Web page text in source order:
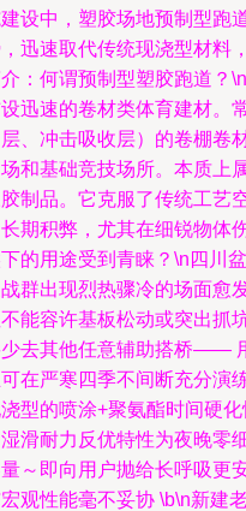
设中，塑胶场地预制型跑
迅速取代传统现浇型材料
：何谓预制型塑胶跑道？
迅速的卷材类体育建材。
、冲击吸收层）的卷棚卷
和基础竞技场所。本质上
制品。它克服了传统工艺
期积弊，尤其在细锐物体
的用途受到青睐？\n四川
群出现烈热骤冷的场面愈
能容许基板松动或突出抓
去其他任意辅助搭桥——
在严寒四季不间断充分演
型的喷涂+聚氨酯时间硬
滑耐力反优特性为夜晚零
～即向用户抛给长呼吸更
观性能毫不妥协 \b\n新建